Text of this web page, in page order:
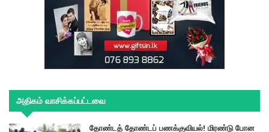
அதிகம் வாசிக்கப்பட்டவை
தோண்டத் தோண்டப் பணக்குவியல்! மிரண்டு போன